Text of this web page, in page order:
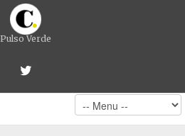
Pulso Verde